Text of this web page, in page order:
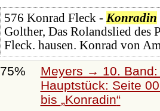
576 Konrad Fleck - Konradin
Golther, Das Rolandslied des
Fleck. hausen. Konrad von
75%
Meyers → 10.
Hauptstück: Seite
bis Konradin